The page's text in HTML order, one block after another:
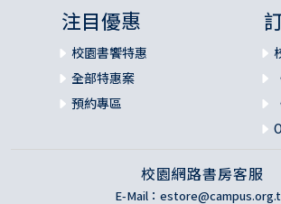
注目優惠
校園書饗特惠
全部特惠案
預約專區
校園網路書房客服
E-Mail：